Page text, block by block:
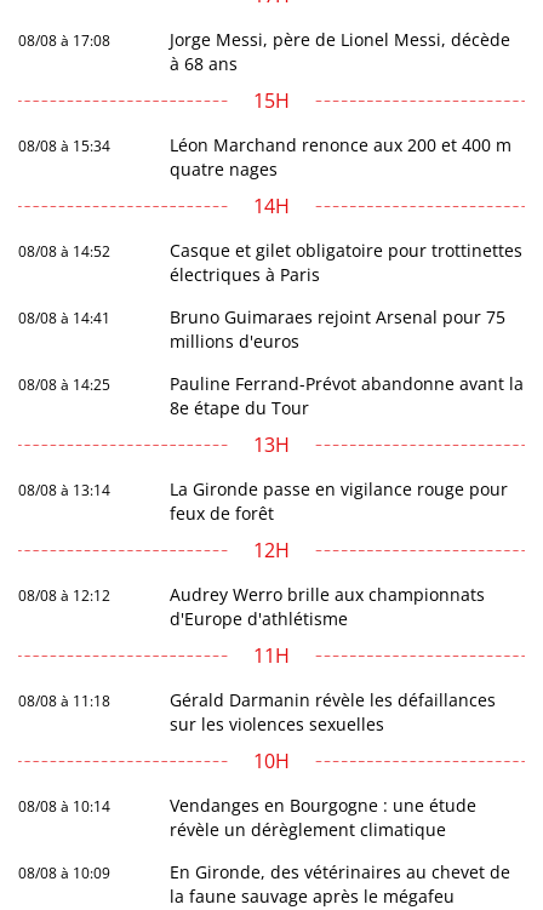
08/08 à 17:08
Jorge Messi, père de Lionel Messi, décède
à 68 ans
15H
08/08 à 15:34
Léon Marchand renonce aux 200 et 400 m
quatre nages
14H
08/08 à 14:52
Casque et gilet obligatoire pour trottinettes
électriques à Paris
08/08 à 14:41
Bruno Guimaraes rejoint Arsenal pour 75
millions d'euros
08/08 à 14:25
Pauline Ferrand-Prévot abandonne avant la
8e étape du Tour
13H
08/08 à 13:14
La Gironde passe en vigilance rouge pour
feux de forêt
12H
08/08 à 12:12
Audrey Werro brille aux championnats
d'Europe d'athlétisme
11H
08/08 à 11:18
Gérald Darmanin révèle les défaillances
sur les violences sexuelles
10H
08/08 à 10:14
Vendanges en Bourgogne : une étude
révèle un dérèglement climatique
08/08 à 10:09
En Gironde, des vétérinaires au chevet de
la faune sauvage après le mégafeu